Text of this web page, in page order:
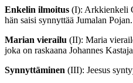
Enkelin ilmoitus (I): Arkkienkeli
hän saisi synnyttää Jumalan Pojan.
Marian vierailu (II): Maria
joka on raskaana Johannes
Synnyttäminen (III): Jeesus